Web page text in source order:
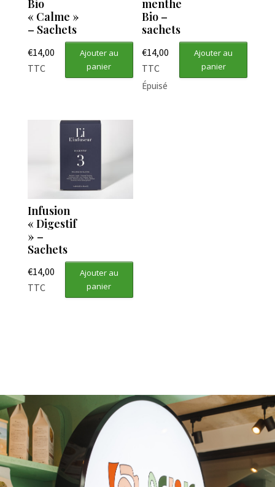
Bio
« Calme »
– Sachets
€14,00
TTC
Ajouter au
panier
menthe
Bio –
sachets
€14,00
TTC
Ajouter au
panier
Épuisé
Infusion
« Digestif
» –
Sachets
€14,00
TTC
Ajouter au
panier